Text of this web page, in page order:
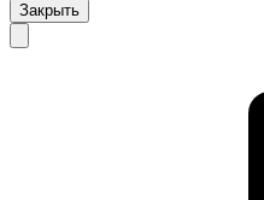
Закрыть